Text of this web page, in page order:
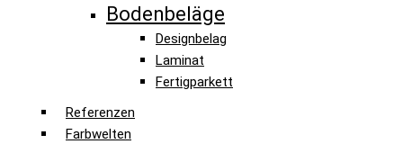
Bodenbeläge
Designbelag
Laminat
Fertigparkett
Referenzen
Farbwelten